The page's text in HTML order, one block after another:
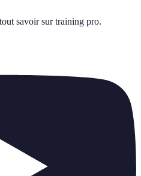
savoir sur training pro.